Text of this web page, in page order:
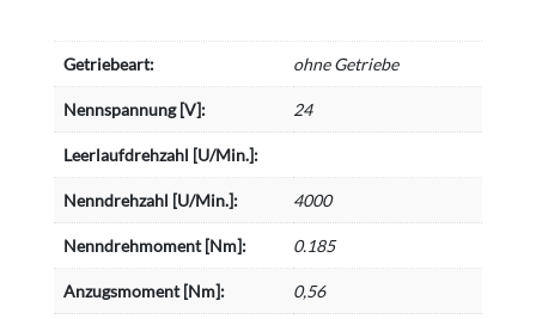
Getriebeart: ohne Getriebe
Nennspannung [V]: 24
Leerlaufdrehzahl [U/Min.]:
Nenndrehzahl [U/Min.]: 4000
Nenndrehmoment [Nm]: 0.185
Anzugsmoment [Nm]: 0,56